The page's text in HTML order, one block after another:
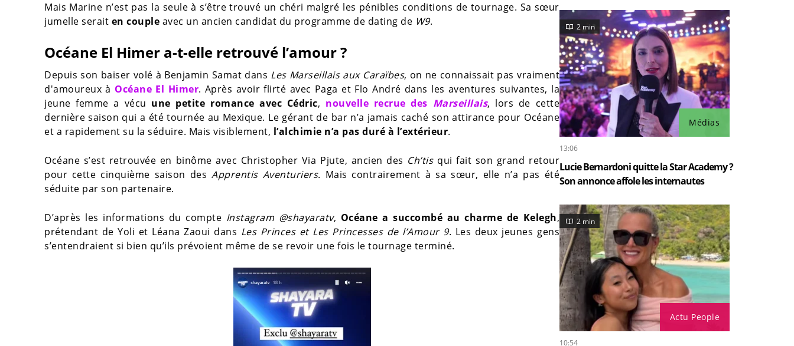
Mais Marine n’est pas la seule à s’être trouvé un chéri malgré les pénibles conditions de tournage. Sa sœur
jumelle serait en couple avec un ancien candidat du programme de dating de W9.
Océane El Himer a-t-elle retrouvé l’amour ?
Depuis son baiser volé à Benjamin Samat dans Les Marseillais aux Caraïbes, on ne connaissait pas vraiment
d'amoureux à Océane El Himer. Après avoir flirté avec Paga et Flo André dans les aventures suivantes, la
jeune femme a vécu une petite romance avec Cédric, nouvelle recrue des Marseillais, lors de cette
dernière saison qui a été tournée au Mexique. Le gérant de bar n’a jamais caché son attirance pour Océane
et a rapidement su la séduire. Mais visiblement, l’alchimie n’a pas duré à l’extérieur.
Océane s’est retrouvée en binôme avec Christopher Via Pjute, ancien des Ch’tisqui fait son grand retour
pour cette cinquième saison desApprentis Aventuriers. Mais contrairement à sa sœur, elle n’a pas été
séduite par son partenaire.
D’après les informations du compte Instagram @shayaratv, Océane a succombé au charme de Kelegh,
prétendant de Yoli et Léana Zaoui dans Les Princes et Les Princesses de l’Amour 9. Les deux jeunes gens
s’entendraient si bien qu’ils prévoient même de se revoir une fois le tournage terminé.
Médias
2 min
13:06
Lucie Bernardoni quitte la Star Academy ?
Son annonce affole les internautes
Actu People
2 min
10:54